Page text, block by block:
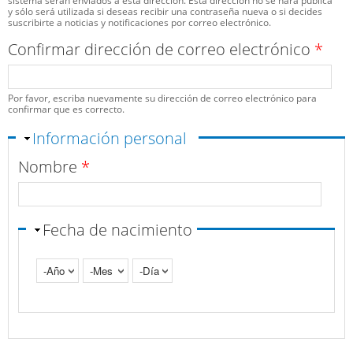
y sólo será utilizada si deseas recibir una contraseña nueva o si decides
suscribirte a noticias y notificaciones por correo electrónico.
Confirmar dirección de correo electrónico *
Por favor, escriba nuevamente su dirección de correo electrónico para
confirmar que es correcto.
Ocultar
Información personal
Nombre *
Fecha de nacimiento
Año
Mes Día